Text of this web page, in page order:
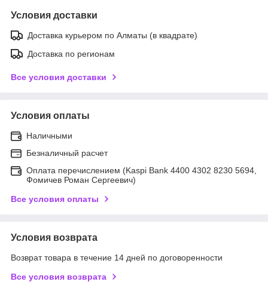
Условия доставки
Доставка курьером по Алматы (в квадрате)
Доставка по регионам
Все условия доставки
Условия оплаты
Наличными
Безналичный расчет
Оплата перечислением (Kaspi Bank 4400 4302 8230 5694,
Фомичев Роман Сергеевич)
Все условия оплаты
Условия возврата
Возврат товара в течение 14 дней по договоренности
Все условия возврата